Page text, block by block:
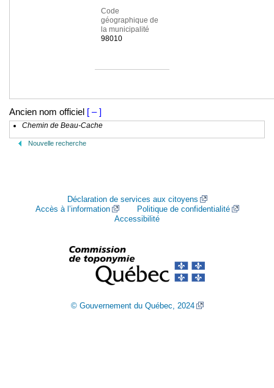
Code
géographique de
la municipalité
98010
Ancien nom officiel [ – ]
Chemin de Beau-Cache
Nouvelle recherche
Déclaration de services aux citoyens
Accès à l’information
Politique de confidentialité
Accessibilité
© Gouvernement du Québec, 2024